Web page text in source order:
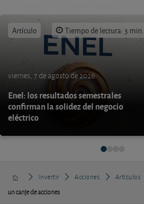
Artículo Tiempo de lectura: 3 min.
viernes, 7 de agosto de 2026
Enel: los resultados semestrales
confirman la solidez del negocio
eléctrico
Invertir Acciones Artículos
un canje de acciones